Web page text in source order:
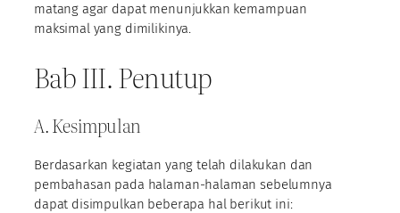
matang agar dapat menunjukkan kemampuan
maksimal yang dimilikinya.
Bab III. Penutup
A. Kesimpulan
Berdasarkan kegiatan yang telah dilakukan dan
pembahasan pada halaman-halaman sebelumnya
dapat disimpulkan beberapa hal berikut ini: